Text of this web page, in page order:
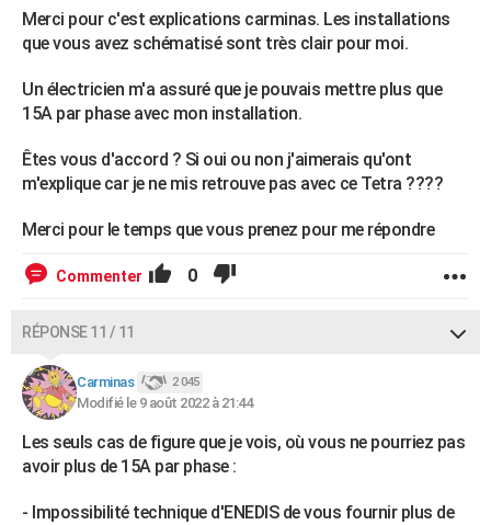
Merci pour c'est explications carminas. Les installations
que vous avez schématisé sont très clair pour moi.
Un électricien m'a assuré que je pouvais mettre plus que
15A par phase avec mon installation.
Êtes vous d'accord ? Si oui ou non j'aimerais qu'ont
m'explique car je ne mis retrouve pas avec ce Tetra ????
Merci pour le temps que vous prenez pour me répondre
Commenter 0
RÉPONSE 11 / 11
Carminas 2 045
Modifié le 9 août 2022 à 21:44
Les seuls cas de figure que je vois, où vous ne pourriez pas
avoir plus de 15A par phase :
- Impossibilité technique d'ENEDIS de vous fournir plus de